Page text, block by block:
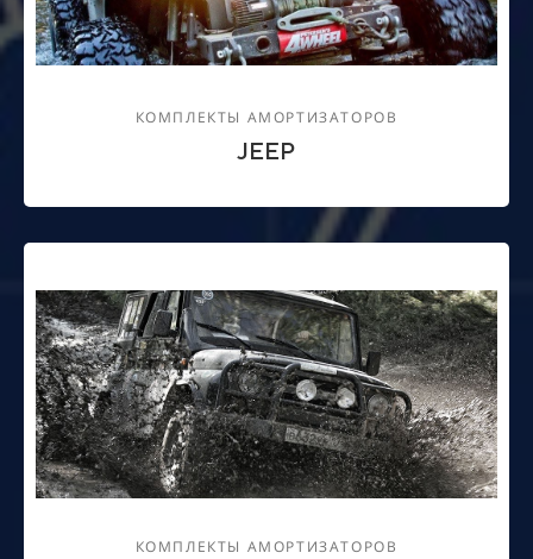
КОМПЛЕКТЫ АМОРТИЗАТОРОВ
JEEP
КОМПЛЕКТЫ АМОРТИЗАТОРОВ